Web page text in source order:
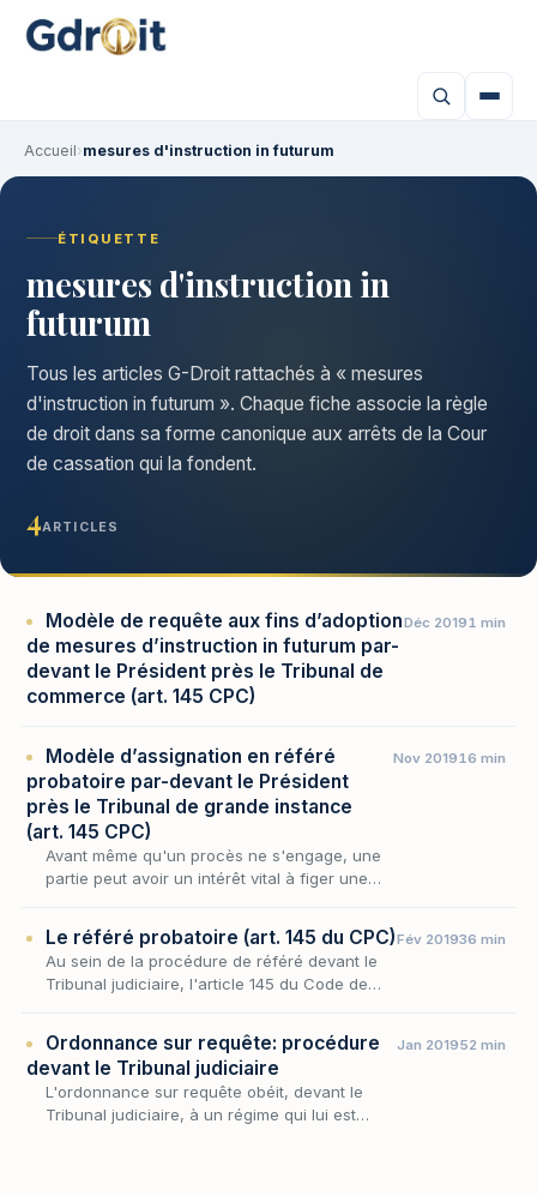
Accueil›mesures d'instruction in futurum
ÉTIQUETTE
mesures d'instruction in
futurum
Tous les articles G-Droit rattachés à « mesures
d'instruction in futurum ». Chaque fiche associe la règle
de droit dans sa forme canonique aux arrêts de la Cour
de cassation qui la fondent.
4ARTICLES
Modèle de requête aux fins d’adoption
de mesures d’instruction in futurum par-
devant le Président près le Tribunal de
commerce (art. 145 CPC)
Déc 20191 min
Modèle d’assignation en référé
probatoire par-devant le Président
près le Tribunal de grande instance
(art. 145 CPC)
Avant même qu'un procès ne s'engage, une
partie peut avoir un intérêt vital à figer une
pièce qu'il…
Nov 201916 min
Le référé probatoire (art. 145 du CPC)
Au sein de la procédure de référé devant le
Tribunal judiciaire, l'article 145 du Code de
Fév 201936 min
Ordonnance sur requête: procédure
devant le Tribunal judiciaire
L'ordonnance sur requête obéit, devant le
Tribunal judiciaire, à un régime qui lui est
Jan 201952 min